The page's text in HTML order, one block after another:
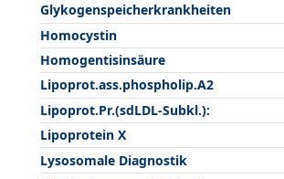
Glykogenspeicherkrankheiten
Homocystin
Homogentisinsäure
Lipoprot.ass.phospholip.A2
Lipoprot.Pr.(sdLDL-Subkl.):
Lipoprotein X
Lysosomale Diagnostik